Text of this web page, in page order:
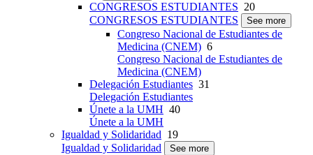
CONGRESOS ESTUDIANTES 20
CONGRESOS ESTUDIANTES
See more
Congreso Nacional de Estudiantes de
Medicina (CNEM) 6
Congreso Nacional de Estudiantes de
Medicina (CNEM)
Delegación Estudiantes 31
Delegación Estudiantes
Únete a la UMH 40
Únete a la UMH
Igualdad y Solidaridad 19
Igualdad y Solidaridad
See more